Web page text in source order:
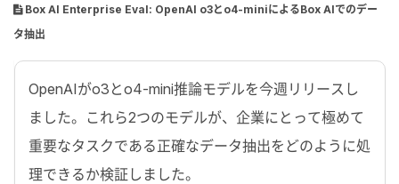
Box AI Enterprise Eval: OpenAI o3とo4-miniによるBox AIでのデー
タ抽出
OpenAIがo3とo4-mini推論モデルを今週リリースし
ました。これら2つのモデルが、企業にとって極めて
重要なタスクである正確なデータ抽出をどのように処
理できるか検証しました。